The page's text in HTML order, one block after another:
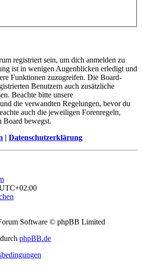
registriert sein, um dich anmelden zu
ist in wenigen Augenblicken erledigt und
Funktionen zuzugreifen. Die Board-
Benutzern auch zusätzliche
Beachte bitte unsere
die verwandten Regelungen, bevor du
auch die jeweiligen Forenregeln,
Board bewegst.
| Datenschutzerklärung
Software © phpBB Limited
phpBB.de